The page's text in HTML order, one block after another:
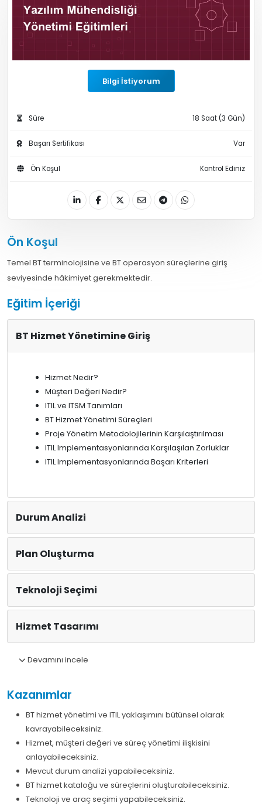
Bilgi İstiyorum
Süre 18 Saat (3 Gün)
Başarı Sertifikası Var
Ön Koşul Kontrol Ediniz
Ön Koşul
Temel BT terminolojisine ve BT operasyon süreçlerine giriş
seviyesinde hâkimiyet gerekmektedir.
Eğitim İçeriği
BT Hizmet Yönetimine Giriş
Hizmet Nedir?
Müşteri Değeri Nedir?
ITIL ve ITSM Tanımları
BT Hizmet Yönetimi Süreçleri
Proje Yönetim Metodolojilerinin Karşılaştırılması
ITIL Implementasyonlarında Karşılaşılan Zorluklar
ITIL Implementasyonlarında Başarı Kriterleri
Durum Analizi
Plan Oluşturma
Teknoloji Seçimi
Hizmet Tasarımı
Devamını incele
Kazanımlar
BT hizmet yönetimi ve ITIL yaklaşımını bütünsel olarak
kavrayabileceksiniz.
Hizmet, müşteri değeri ve süreç yönetimi ilişkisini
anlayabileceksiniz.
Mevcut durum analizi yapabileceksiniz.
BT hizmet kataloğu ve süreçlerini oluşturabileceksiniz.
Teknoloji ve araç seçimi yapabileceksiniz.